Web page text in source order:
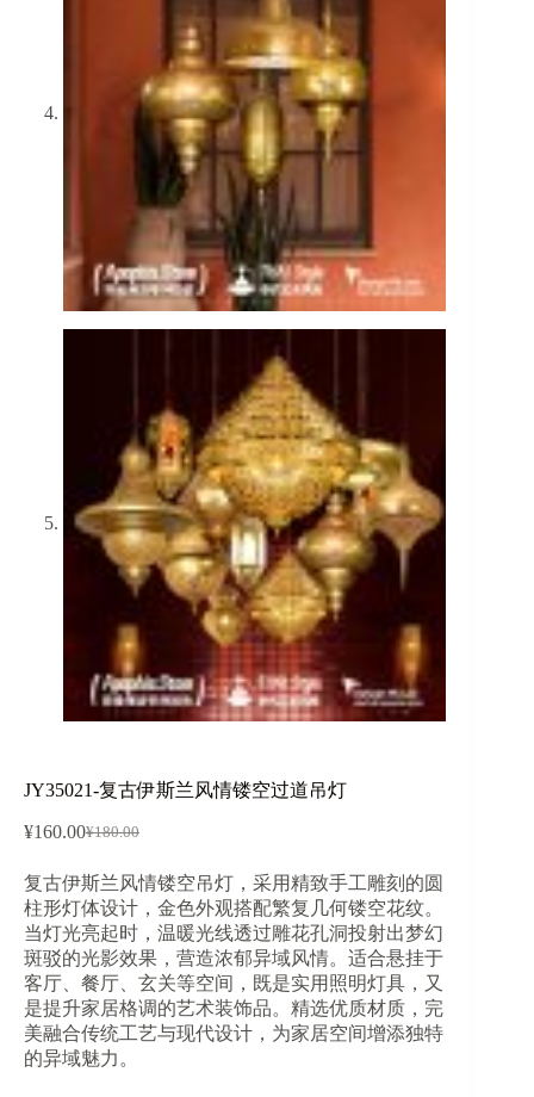
JY35021-复古伊斯兰风情镂空过道吊灯
¥180.00
原
为：
¥180.00。
¥160.00当
价
格
为：
¥160.00。
复古伊斯兰风情镂空吊灯，采用精致手工雕刻的圆
柱形灯体设计，金色外观搭配繁复几何镂空花纹。
当灯光亮起时，温暖光线透过雕花孔洞投射出梦幻
斑驳的光影效果，营造浓郁异域风情。适合悬挂于
客厅、餐厅、玄关等空间，既是实用照明灯具，又
是提升家居格调的艺术装饰品。精选优质材质，完
美融合传统工艺与现代设计，为家居空间增添独特
的异域魅力。